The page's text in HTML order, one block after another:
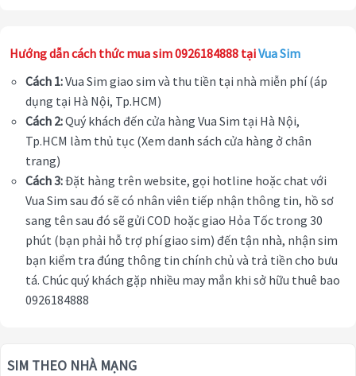
Hướng dẫn cách thức mua sim 0926184888 tạiVua Sim
Cách 1:Vua Sim giao sim và thu tiền tại nhà miễn phí (áp
dụng tại Hà Nội, Tp.HCM)
Cách 2:Quý khách đến cửa hàng Vua Sim tại Hà Nội,
Tp.HCM làm thủ tục (Xem danh sách cửa hàng ở chân
trang)
Cách 3:Đặt hàng trên website, gọi hotline hoặc chat với
Vua Sim sau đó sẽ có nhân viên tiếp nhận thông tin, hồ sơ
sang tên sau đó sẽ gửi COD hoặc giao Hỏa Tốc trong 30
phút (bạn phải hỗ trợ phí giao sim) đến tận nhà, nhận sim
bạn kiểm tra đúng thông tin chính chủ và trả tiền cho bưu
tá. Chúc quý khách gặp nhiều may mắn khi sở hữu thuê bao
0926184888
SIM THEO NHÀ MẠNG